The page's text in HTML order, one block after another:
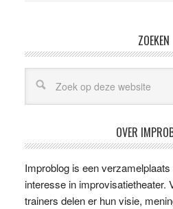
ZOEKEN
OVER
Improblog is een
interesse in improvisatietheater.
trainers delen er hun visie,